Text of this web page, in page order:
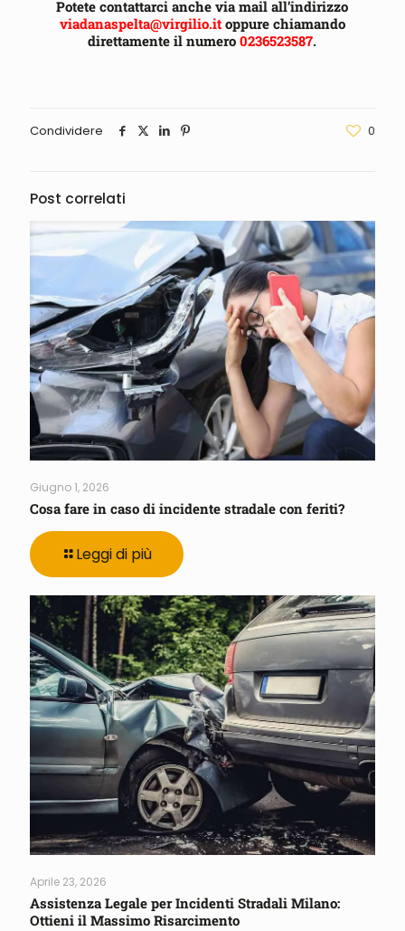
Potete contattarci anche via mail all’indirizzo
viadanaspelta@virgilio.itoppure chiamando
direttamente il numero0236523587.
Condividere 0
Post correlati
Giugno 1, 2026
Cosa fare in caso di incidente stradale con feriti?
Leggi di più
Aprile 23, 2026
Assistenza Legale per Incidenti Stradali Milano:
Ottieni il Massimo Risarcimento